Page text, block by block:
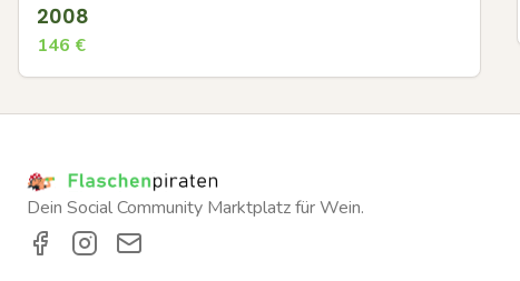
2008
146 €
Dein Social Community Marktplatz für Wein.